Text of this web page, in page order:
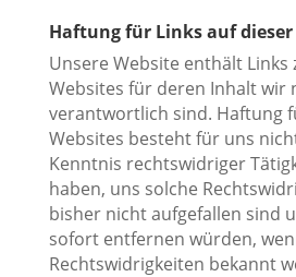
Haftung für Links auf dieser
Unsere Website enthält Links
Websites für deren Inhalt wir
verantwortlich sind. Haftung
Websites besteht für uns
Kenntnis rechtswidriger
haben, uns solche
bisher nicht aufgefallen sind
sofort entfernen würden,
Rechtswidrigkeiten bekannt